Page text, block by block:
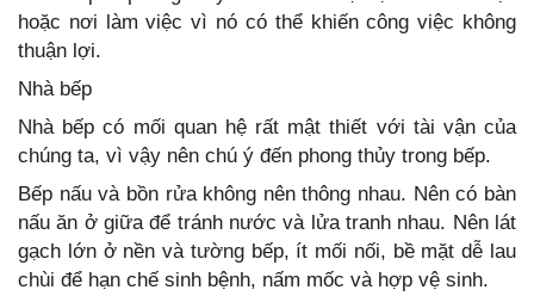
hoặc nơi làm việc vì nó có thể khiến công việc không
thuận lợi.
Nhà bếp
Nhà bếp có mối quan hệ rất mật thiết với tài vận của
chúng ta, vì vậy nên chú ý đến phong thủy trong bếp.
Bếp nấu và bồn rửa không nên thông nhau. Nên có bàn
nấu ăn ở giữa để tránh nước và lửa tranh nhau. Nên lát
gạch lớn ở nền và tường bếp, ít mối nối, bề mặt dễ lau
chùi để hạn chế sinh bệnh, nấm mốc và hợp vệ sinh.